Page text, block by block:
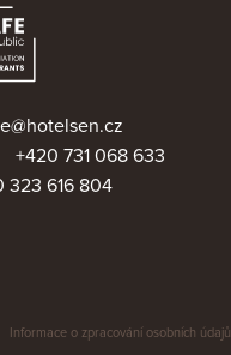
+420 731 068 633
323 616 804
Informace o zpracování osobních údajů